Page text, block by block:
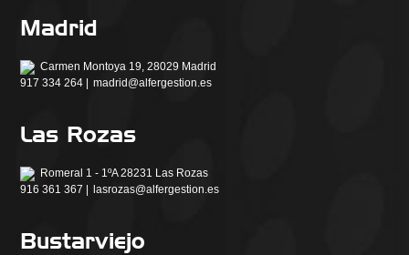
Madrid
Carmen Montoya 19, 28029 Madrid
917 334 264 |
madrid@alfergestion.es
Las Rozas
Romeral 1 - 1ºA 28231 Las Rozas
916 361 367 |
lasrozas@alfergestion.es
Bustarviejo